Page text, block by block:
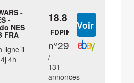
-
-
NES
FRA
ligne il
4h
18.8 €
FDPIN
n°29
/
131
annonces